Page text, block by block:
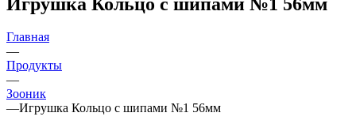
Главная
—
Продукты
—
Зооник
—Игрушка Кольцо с шипами №1 56мм